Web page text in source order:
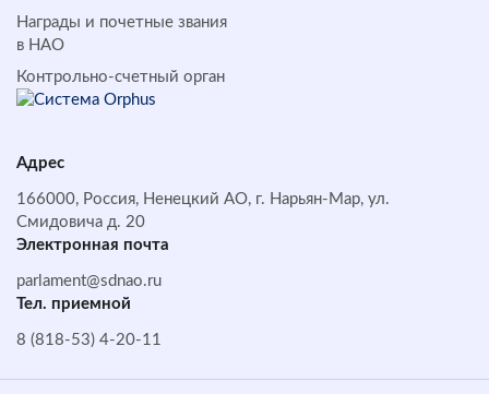
Награды и почетные звания
в НАО
Контрольно-счетный орган
Адрес
166000, Россия, Ненецкий АО, г. Нарьян-Мар, ул.
Смидовича д. 20
Электронная почта
parlament@sdnao.ru
Тел. приемной
8 (818-53) 4-20-11